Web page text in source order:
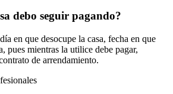
debo seguir pagando?
en que desocupe la casa, fecha en que
pues mientras la utilice debe pagar,
de arrendamiento.